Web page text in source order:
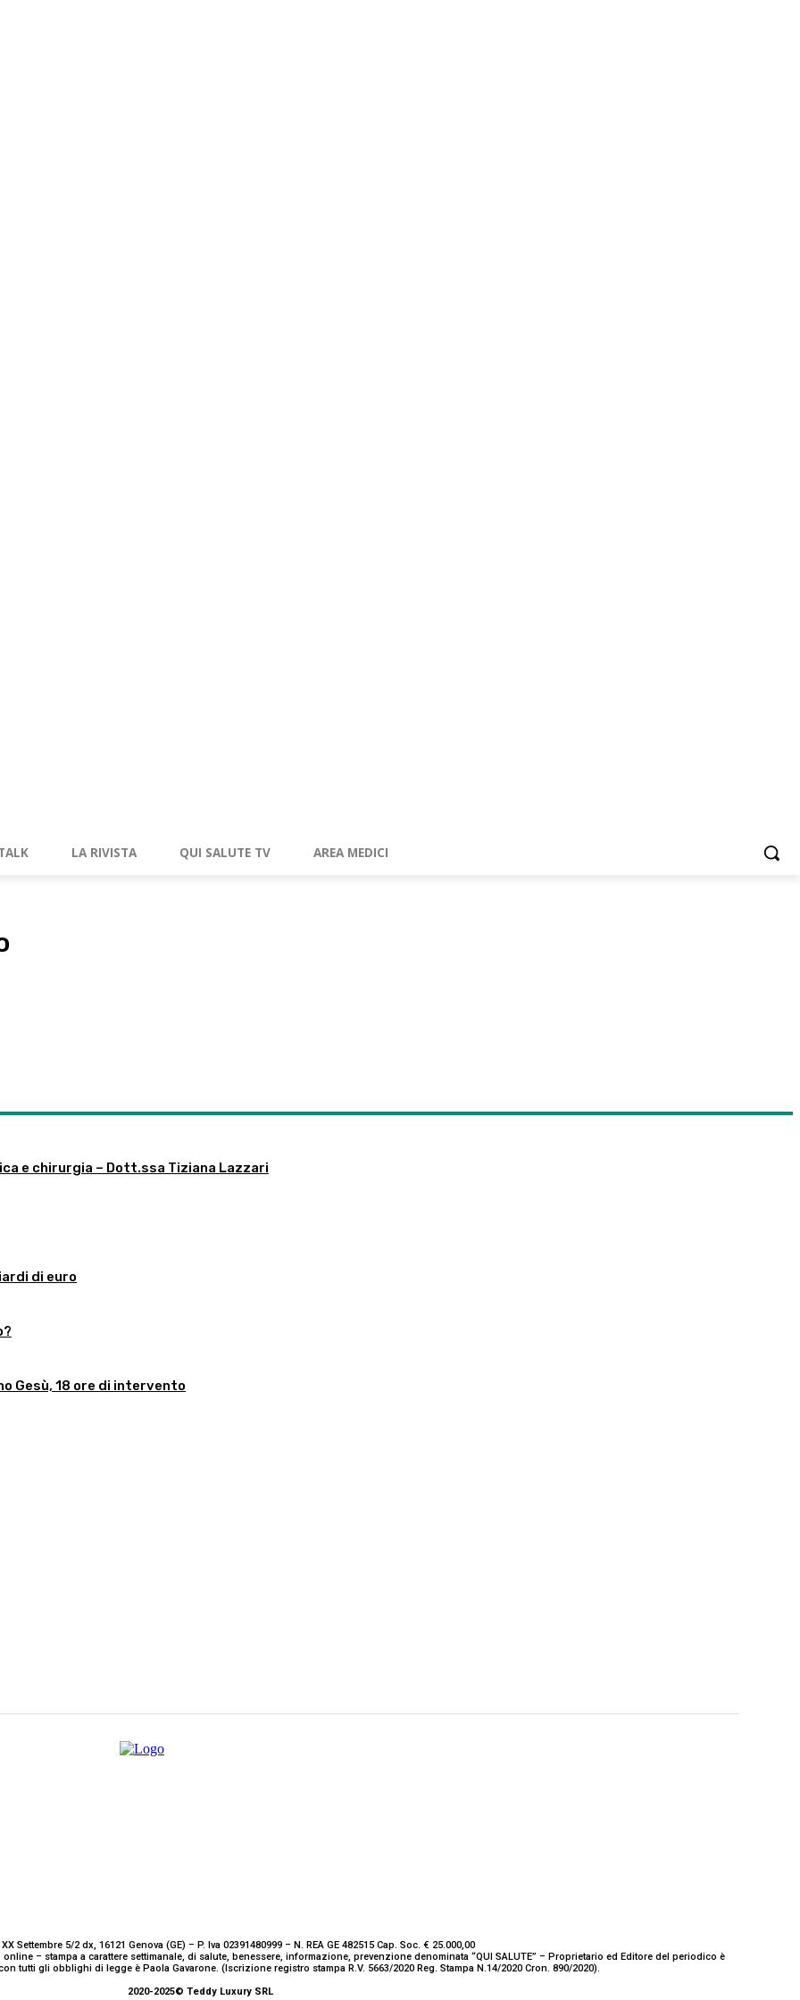
LA RIVISTA QUI SALUTE TV AREA MEDICI
e chirurgia – Dott.ssa Tiziana Lazzari
di euro
Gesù, 18 ore di intervento
Settembre 5/2 dx, 16121 Genova (GE) – P. Iva 02391480999 – N. REA GE 482515 Cap. Soc. € 25.000,00
– stampa a carattere settimanale, di salute, benessere, informazione, prevenzione denominata “QUI SALUTE” – Proprietario ed Editore del periodico è
tutti gli obblighi di legge è Paola Gavarone. (Iscrizione registro stampa R.V. 5663/2020 Reg. Stampa N.14/2020 Cron. 890/2020).
2020-2025© Teddy Luxury SRL